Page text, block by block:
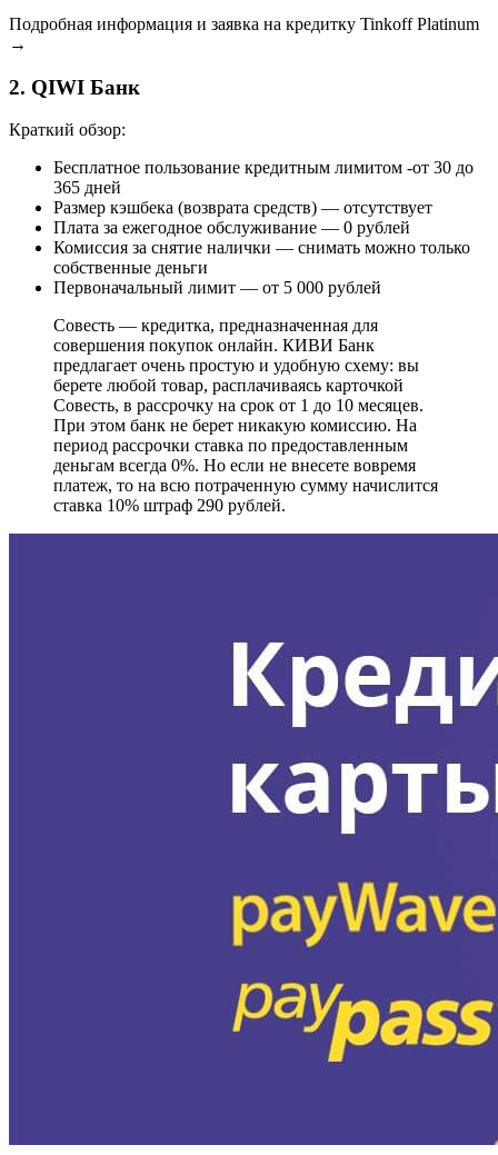
Подробная информация и заявка на кредитку Tinkoff Platinum
→
2. QIWI Банк
Краткий обзор:
Бесплатное пользование кредитным лимитом -от 30 до
365 дней
Размер кэшбека (возврата средств) — отсутствует
Плата за ежегодное обслуживание — 0 рублей
Комиссия за снятие налички — снимать можно только
собственные деньги
Первоначальный лимит — от 5 000 рублей
Совесть — кредитка, предназначенная для
совершения покупок онлайн. КИВИ Банк
предлагает очень простую и удобную схему: вы
берете любой товар, расплачиваясь карточкой
Совесть, в рассрочку на срок от 1 до 10 месяцев.
При этом банк не берет никакую комиссию. На
период рассрочки ставка по предоставленным
деньгам всегда 0%. Но если не внесете вовремя
платеж, то на всю потраченную сумму начислится
ставка 10% штраф 290 рублей.